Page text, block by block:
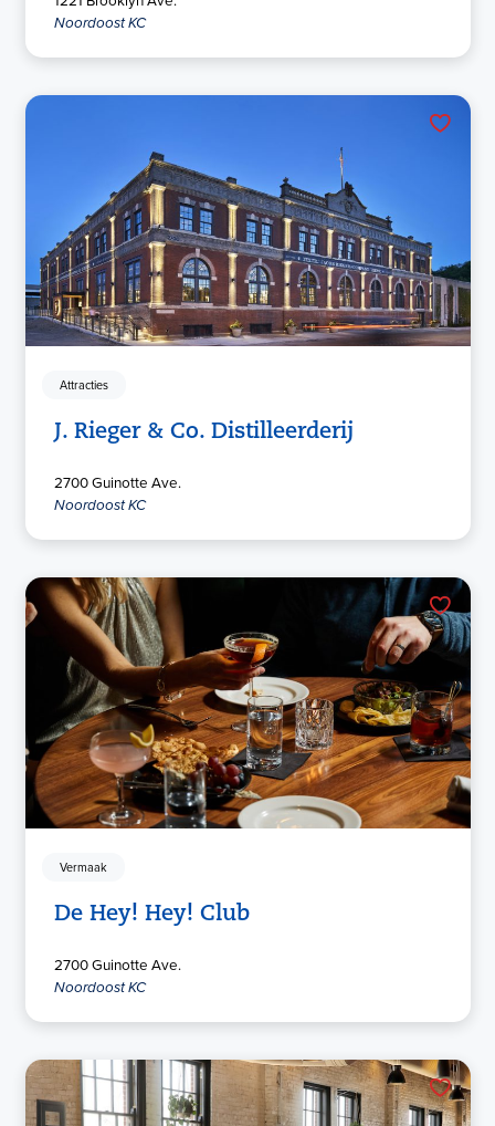
Noordoost KC
Attracties
J. Rieger & Co. Distilleerderij
2700 Guinotte Ave.
Noordoost KC
Vermaak
De Hey! Hey! Club
2700 Guinotte Ave.
Noordoost KC